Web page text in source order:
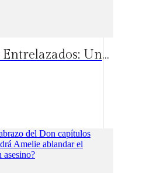
Destinos Entrelazados: Una Niñera en la Hacienda： ¿Una Huida hacia el Amor? Reseña Profunda Sin Spoilers